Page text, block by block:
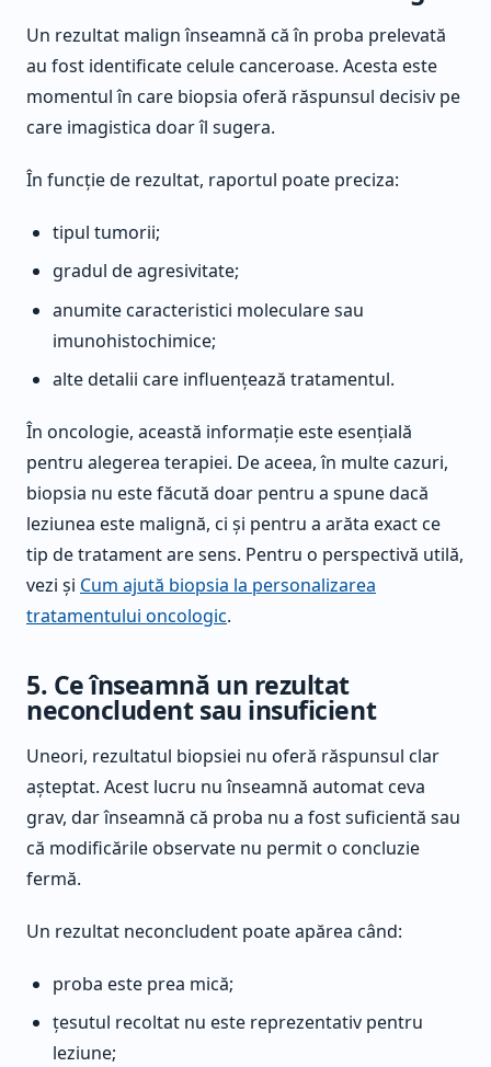
Un rezultat malign înseamnă că în proba prelevată
au fost identificate celule canceroase. Acesta este
momentul în care biopsia oferă răspunsul decisiv pe
care imagistica doar îl sugera.
În funcție de rezultat, raportul poate preciza:
tipul tumorii;
gradul de agresivitate;
anumite caracteristici moleculare sau
imunohistochimice;
alte detalii care influențează tratamentul.
În oncologie, această informație este esențială
pentru alegerea terapiei. De aceea, în multe cazuri,
biopsia nu este făcută doar pentru a spune dacă
leziunea este malignă, ci și pentru a arăta exact ce
tip de tratament are sens. Pentru o perspectivă utilă,
vezi și Cum ajută biopsia la personalizarea
tratamentului oncologic.
5. Ce înseamnă un rezultat
neconcludent sau insuficient
Uneori, rezultatul biopsiei nu oferă răspunsul clar
așteptat. Acest lucru nu înseamnă automat ceva
grav, dar înseamnă că proba nu a fost suficientă sau
că modificările observate nu permit o concluzie
fermă.
Un rezultat neconcludent poate apărea când:
proba este prea mică;
țesutul recoltat nu este reprezentativ pentru
leziune;